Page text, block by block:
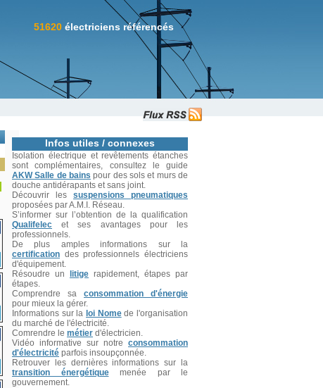
51620 électriciens référencés
Infos utiles / connexes
Isolation électrique et revêtements étanches
sont complémentaires, consultez le guide
AKW Salle de bains pour des sols et murs de
douche antidérapants et sans joint.
Découvrir les suspensions pneumatiques
proposées par A.M.I. Réseau.
S’informer sur l’obtention de la qualification
Qualifelec et ses avantages pour les
professionnels.
De plus amples informations sur la
certification des professionnels électriciens
d'équipement.
Résoudre un
litige rapidement, étapes par
étapes.
Comprendre sa consommation d'énergie
pour mieux la gérer.
Informations sur la loi Nomede l'organisation
du marché de l'électricité.
Comrendre le métier d'électricien.
Vidéo informative sur notre consommation
d'électricité parfois insoupçonnée.
Retrouver les dernières informations sur la
transition énergétiquemenée par le
gouvernement.